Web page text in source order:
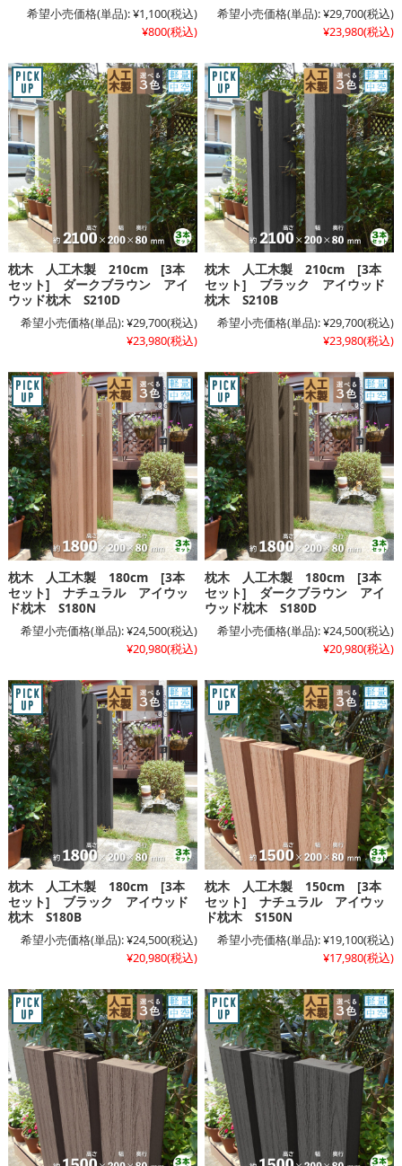
希望小売価格(単品):¥1,100(税込)
¥800(税込)
希望小売価格(単品):¥29,700(税込)
¥23,980(税込)
枕木 人工木製 210cm [3本
セット] ダークブラウン アイ
ウッド枕木 S210D
希望小売価格(単品):¥29,700(税込)
¥23,980(税込)
枕木 人工木製 210cm [3本
セット] ブラック アイウッド
枕木 S210B
希望小売価格(単品):¥29,700(税込)
¥23,980(税込)
枕木 人工木製 180cm [3本
セット] ナチュラル アイウッ
ド枕木 S180N
希望小売価格(単品):¥24,500(税込)
¥20,980(税込)
枕木 人工木製 180cm [3本
セット] ダークブラウン アイ
ウッド枕木 S180D
希望小売価格(単品):¥24,500(税込)
¥20,980(税込)
枕木 人工木製 180cm [3本
セット] ブラック アイウッド
枕木 S180B
希望小売価格(単品):¥24,500(税込)
¥20,980(税込)
枕木 人工木製 150cm [3本
セット] ナチュラル アイウッ
ド枕木 S150N
希望小売価格(単品):¥19,100(税込)
¥17,980(税込)